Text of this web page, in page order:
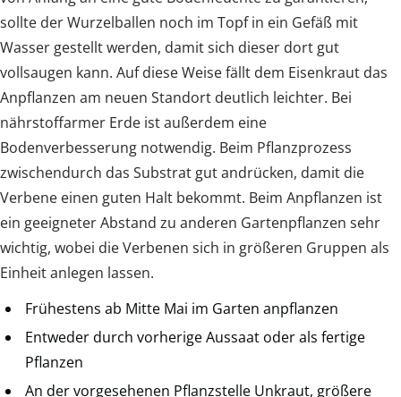
sollte der Wurzelballen noch im Topf in ein Gefäß mit
Wasser gestellt werden, damit sich dieser dort gut
vollsaugen kann. Auf diese Weise fällt dem Eisenkraut das
Anpflanzen am neuen Standort deutlich leichter. Bei
nährstoffarmer Erde ist außerdem eine
Bodenverbesserung notwendig. Beim Pflanzprozess
zwischendurch das Substrat gut andrücken, damit die
Verbene einen guten Halt bekommt. Beim Anpflanzen ist
ein geeigneter Abstand zu anderen Gartenpflanzen sehr
wichtig, wobei die Verbenen sich in größeren Gruppen als
Einheit anlegen lassen.
Frühestens ab Mitte Mai im Garten anpflanzen
Entweder durch vorherige Aussaat oder als fertige
Pflanzen
An der vorgesehenen Pflanzstelle Unkraut, größere